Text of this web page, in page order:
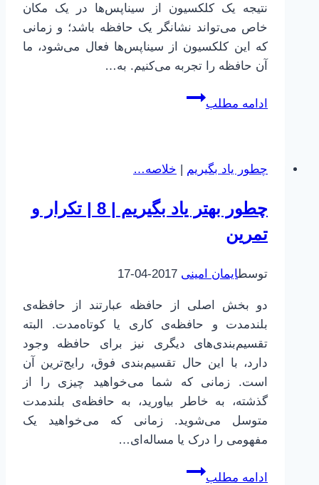
نتیجه یک کلکسیون از سیناپس‌ها در یک مکان
خاص می‌تواند نشانگر یک حافظه باشد؛ و زمانی
که این کلکسیون از سیناپس‌ها فعال می‌شود، ما
آن حافظه را تجربه می‌کنیم. به…
ادامه مطلب
مغز
|
|
هیپوکامپوس
چطور یاد بگیریم | خلاصه…
چطور بهتر یاد بگیریم | 8 | تکرار و
تمرین
توسطایمان امینی 2017-04-17
دو بخش اصلی از حافظه عبارتند از حافظه‌ی
بلندمدت و حافظه‌ی کاری یا کوتاه‌مدت. البته
تقسیم‌بندی‌های دیگری نیز برای حافظه وجود
دارد، با این حال تقسیم‌بندی فوق، رایج‌ترین آن
است. زمانی که شما می‌خواهید چیزی را از
گذشته، به خاطر بیاورید، به حافظه‌ی بلندمدت
متوسل می‌شوید. زمانی که می‌خواهید یک
مفهومی را درک یا مساله‌ای…
ادامه مطلب
چطور